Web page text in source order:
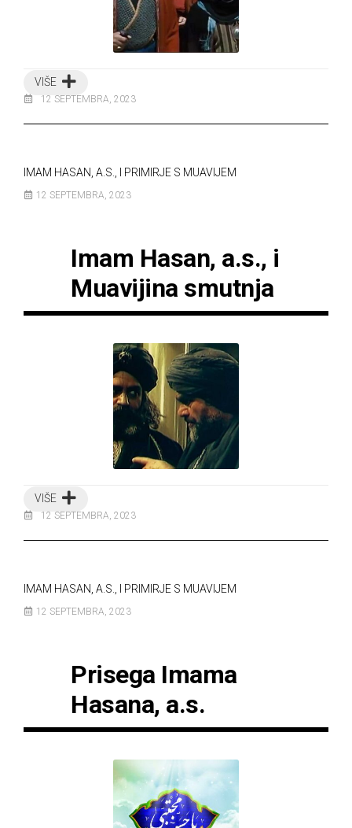
VIŠE
12 SEPTEMBRA, 2023
IMAM HASAN, A.S., I PRIMIRJE S MUAVIJEM
12 SEPTEMBRA, 2023
Imam Hasan, a.s., i
Muavijina smutnja
VIŠE
12 SEPTEMBRA, 2023
IMAM HASAN, A.S., I PRIMIRJE S MUAVIJEM
12 SEPTEMBRA, 2023
Prisega Imama
Hasana, a.s.